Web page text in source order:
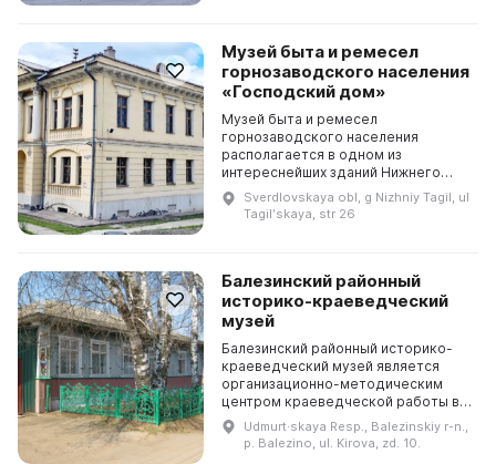
Музей быта и ремесел
горнозаводского населения
«Господский дом»
Музей быта и ремесел
горнозаводского населения
располагается в одном из
интереснейших зданий Нижнего
Тагила — так называемом
«Господском доме». Это памятник
архитектуры федерального
Sverdlovskaya obl, g Nizhniy Tagil, ul
Tagilʹskaya, str 26
Балезинский районный
историко-краеведческий
музей
Балезинский районный историко-
краеведческий музей является
организационно-методическим
центром краеведческой работы в
районе. Здесь работают
постоянные экспозиции,
посвященные этнографии,
Udmurt·skaya Resp., Balezinskiy r-n.,
p. Balezino, ul. Kirova, zd. 10.